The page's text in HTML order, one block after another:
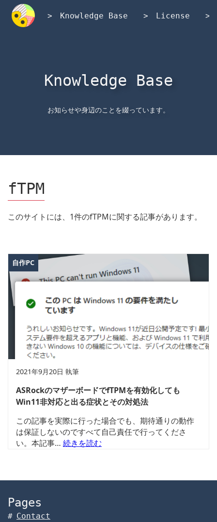
Knowledge Base License
Knowledge Base
お知らせや身辺のことを綴っています。
fTPM
このサイトには、1件のfTPMに関する記事があります。
自作PC
2021年9月20日 執筆
ASRockのマザーボードでfTPMを有効化しても
Win11非対応と出る症状とその対処法
この記事を実際に行った場合でも、期待通りの動作
は保証しないのですべて自己責任で行ってくださ
い。本記事… 続きを読む
Pages
Contact